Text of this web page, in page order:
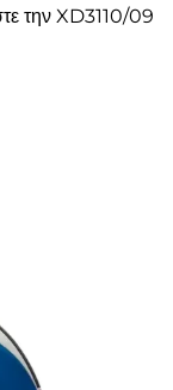
την XD3110/09